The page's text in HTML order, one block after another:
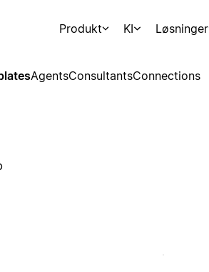
Produkt KI Løsninger
AgentsConsultantsConnections